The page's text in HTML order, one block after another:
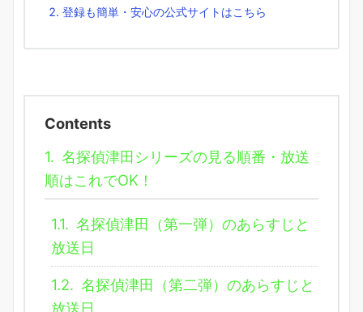
登録も簡単・安心の公式サイトはこちら
Contents
1. 名探偵津田シリーズの見る順番・放送
順はこれでOK！
1.1. 名探偵津田（第一弾）のあらすじと
放送日
1.2. 名探偵津田（第二弾）のあらすじと
放送日